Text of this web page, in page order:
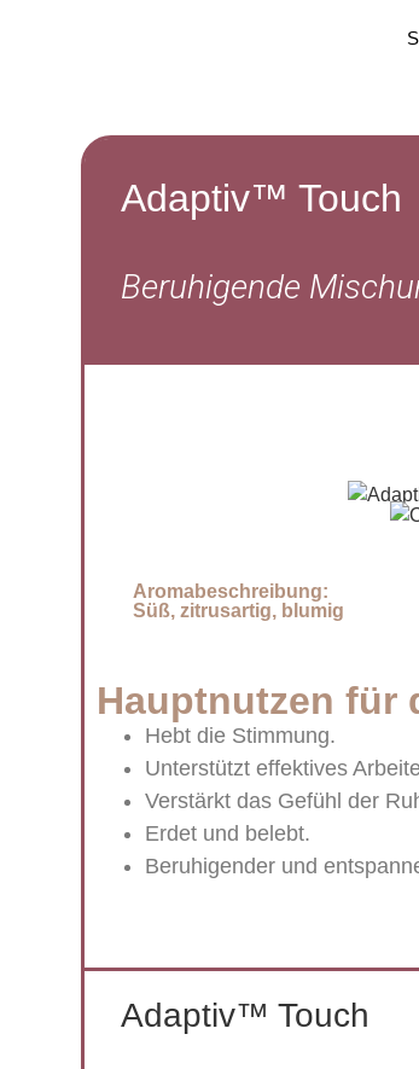
Adaptiv™ Touch
Beruhigende
Aromabeschreibung:
Süß, zitrusartig, blumig
Hauptnutzen für
Hebt die Stimmung.
Unterstützt effektives
Verstärkt das Gefühl der
Erdet und belebt.
Beruhigender und
Adaptiv™ Touch